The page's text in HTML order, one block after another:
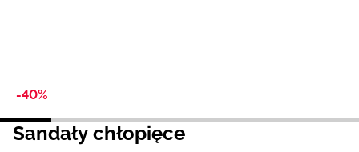
-40%
Sandały chłopięce